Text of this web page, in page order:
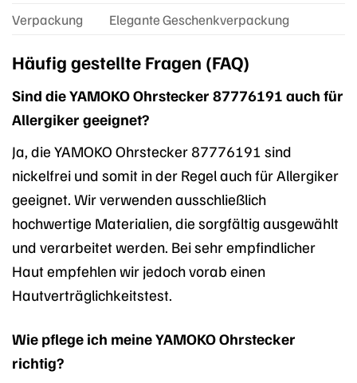
Verpackung
Elegante Geschenkverpackung
Häufig gestellte Fragen (FAQ)
Sind die YAMOKO Ohrstecker 87776191 auch für
Allergiker geeignet?
Ja, die YAMOKO Ohrstecker 87776191 sind
nickelfrei und somit in der Regel auch für Allergiker
geeignet. Wir verwenden ausschließlich
hochwertige Materialien, die sorgfältig ausgewählt
und verarbeitet werden. Bei sehr empfindlicher
Haut empfehlen wir jedoch vorab einen
Hautverträglichkeitstest.
Wie pflege ich meine YAMOKO Ohrstecker
richtig?